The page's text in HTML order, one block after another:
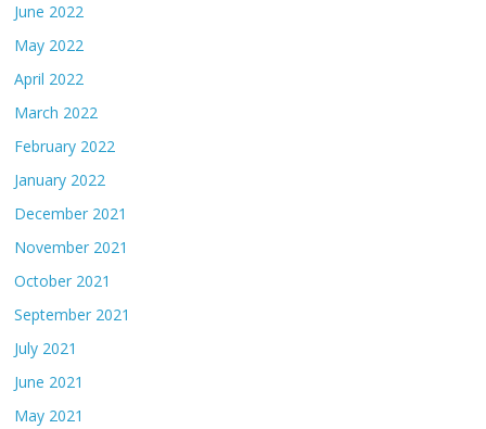
June 2022
May 2022
April 2022
March 2022
February 2022
January 2022
December 2021
November 2021
October 2021
September 2021
July 2021
June 2021
May 2021